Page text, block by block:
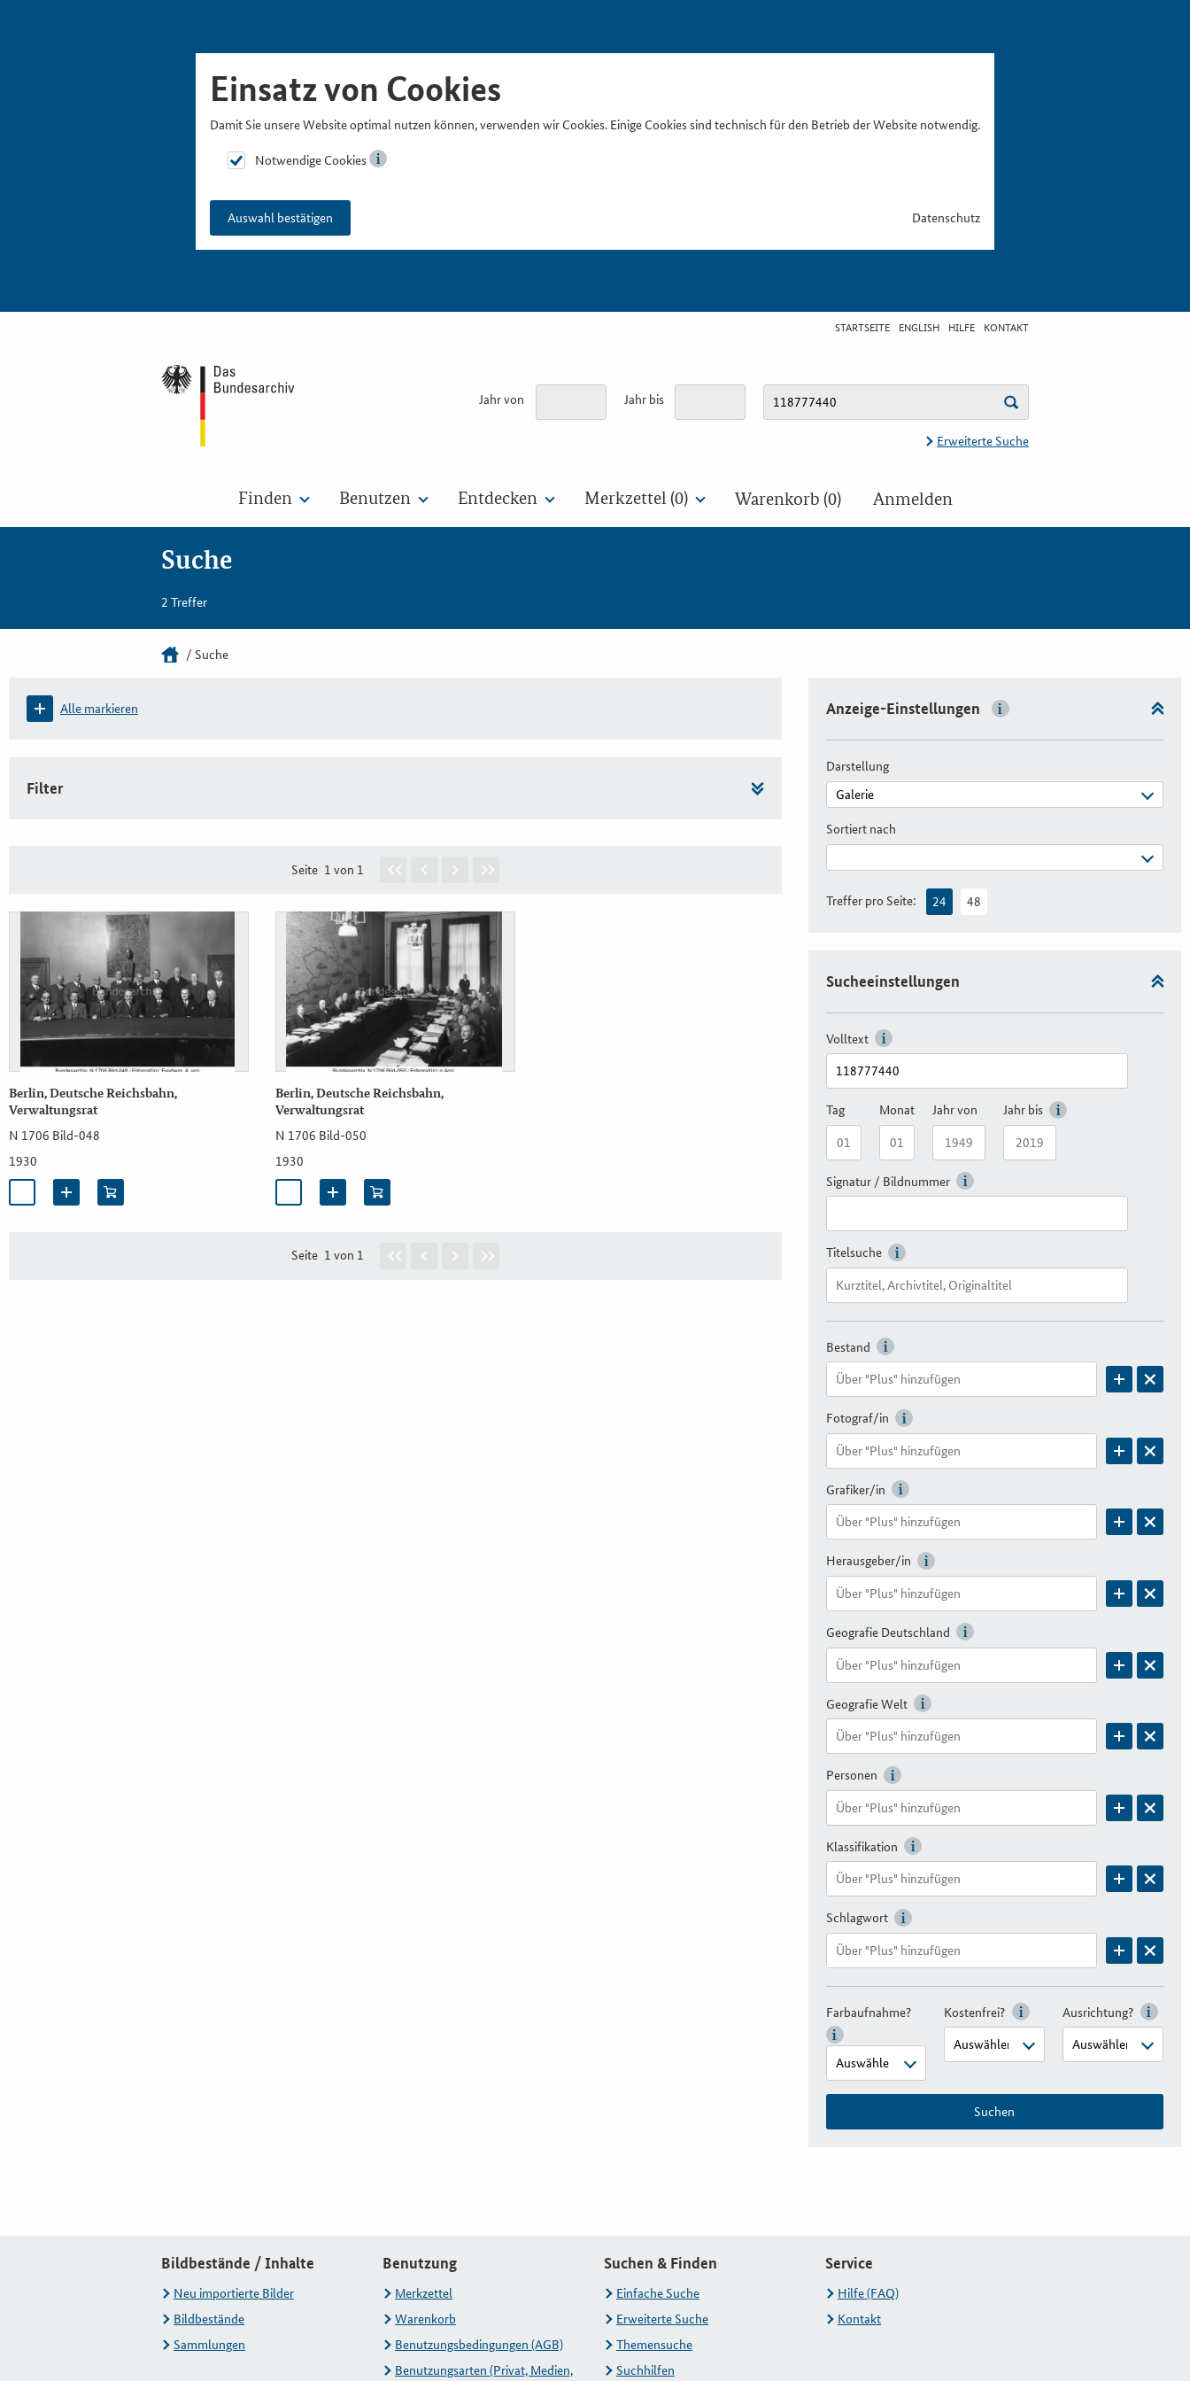
Einsatz von Cookies
Damit Sie unsere Website optimal nutzen können, verwenden wir Cookies. Einige Cookies sind technisch für den Betrieb der Website notwendig.
Notwendige Cookies
Auswahl bestätigen Datenschutz
STARTSEITE ENGLISH HILFE KONTAKT
Jahr von Jahr bis
Erweiterte Suche
Finden Benutzen Entdecken Merkzettel (0) Warenkorb (0) Anmelden
Suche
2 Treffer
Suche
Alle markieren
Filter
Seite 1 von 1
Berlin, Deutsche Reichsbahn,
Verwaltungsrat
N 1706 Bild-048
1930
Berlin, Deutsche Reichsbahn,
Verwaltungsrat
N 1706 Bild-050
1930
Seite 1 von 1
Anzeige-Einstellungen
Darstellung
Sortiert nach
Treffer pro Seite: 24 48
Sucheeinstellungen
Volltext
Tag Monat Jahr von Jahr bis
Signatur / Bildnummer
Titelsuche
Bestand
Fotograf/in
Grafiker/in
Herausgeber/in
Geografie Deutschland
Geografie Welt
Personen
Klassifikation
Schlagwort
Farbaufnahme? Kostenfrei? Ausrichtung?
Suchen
Bildbestände / Inhalte
Neu importierte Bilder
Bildbestände
Sammlungen
Benutzung
Merkzettel
Warenkorb
Benutzungsbedingungen (AGB)
Benutzungsarten (Privat, Medien,
Suchen & Finden
Einfache Suche
Erweiterte Suche
Themensuche
Suchhilfen
Service
Hilfe (FAQ)
Kontakt